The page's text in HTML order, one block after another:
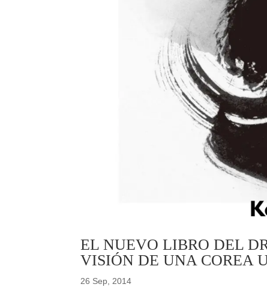
EL NUEVO LIBRO DEL
VISIÓN DE UNA COREA
26 Sep, 2014